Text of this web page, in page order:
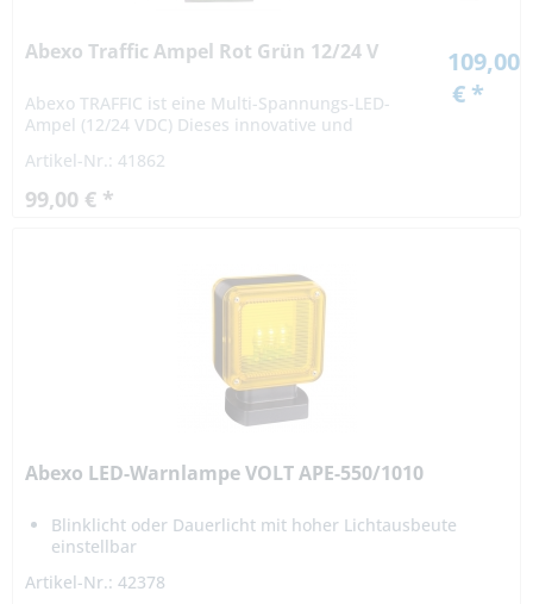
Abexo Traffic Ampel Rot Grün 12/24 V
Abexo TRAFFIC ist eine Multi-Spannungs-LED-
Ampel (12/24 VDC) Dieses innovative und
verschiedene Anwendungen wie: Zivil- und...
Artikel-Nr.: 41862
99,00 € *
109,00
€ *
Abexo LED-Warnlampe VOLT APE-550/1010
Blinklicht oder Dauerlicht mit hoher Lichtausbeute
einstellbar
Signalgeber optional nachrüstbar
Artikel-Nr.: 42378